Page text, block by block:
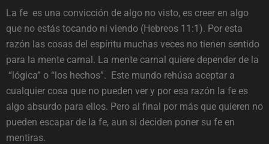
La fe es una convicción de algo no visto, es creer en algo
que no estás tocando ni viendo (Hebreos 11:1). Por esta
razón las cosas del espíritu muchas veces no tienen sentido
para la mente carnal. La mente carnal quiere depender de la
“lógica” o “los hechos”. Este mundo rehúsa aceptar a
cualquier cosa que no pueden ver y por esa razón la fe es
algo absurdo para ellos. Pero al final por más que quieren no
pueden escapar de la fe, aun si deciden poner su fe en
mentiras.